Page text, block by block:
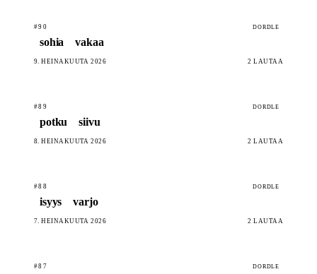
#90 DORDLE
sohia vakaa
9. HEINÄKUUTA 2026 2 LAUTAA
#89 DORDLE
potku siivu
8. HEINÄKUUTA 2026 2 LAUTAA
#88 DORDLE
isyys varjo
7. HEINÄKUUTA 2026 2 LAUTAA
#87 DORDLE